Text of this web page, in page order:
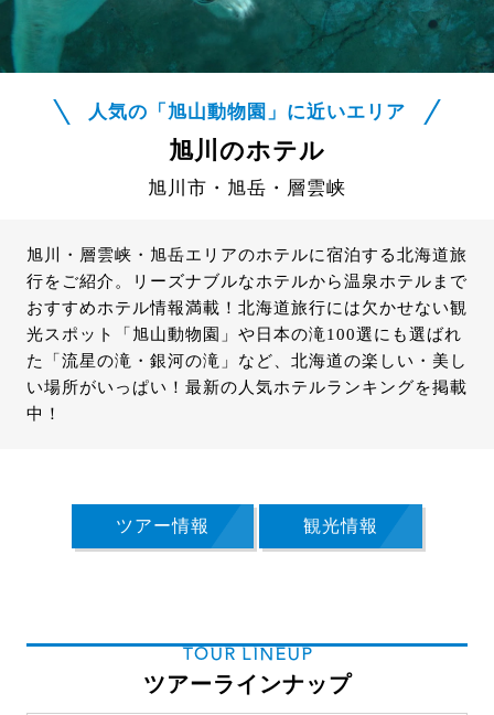
人気の「旭山動物園」に近いエリア
旭川のホテル
旭川市・旭岳・層雲峡
旭川・層雲峡・旭岳エリアのホテルに宿泊する北海道旅
行をご紹介。リーズナブルなホテルから温泉ホテルまで
おすすめホテル情報満載！北海道旅行には欠かせない観
光スポット「旭山動物園」や日本の滝100選にも選ばれ
た「流星の滝・銀河の滝」など、北海道の楽しい・美し
い場所がいっぱい！最新の人気ホテルランキングを掲載
中！
ツアー情報 観光情報
TOUR LINEUP
ツアーラインナップ